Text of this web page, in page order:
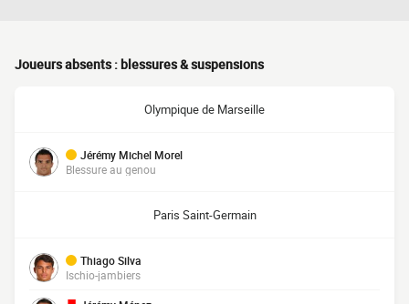
Joueurs absents : blessures & suspensions
Olympique de Marseille
Jérémy Michel Morel
Blessure au genou
Paris Saint-Germain
Thiago Silva
Ischio-jambiers